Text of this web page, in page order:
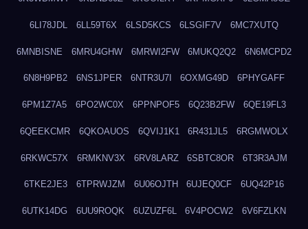
6LI78JDL 6LL59T6X 6LSD5KCS 6LSGIF7V 6MC7XUTQ
6MNBISNE 6MRU4GHW 6MRWI2FW 6MUKQ2Q2 6N6MCPD2
6N8H9PB2 6NS1JPER 6NTR3U7I 6OXMG49D 6PHYGAFF
6PM1Z7A5 6PO2WC0X 6PPNPOF5 6Q23B2FW 6QE19FL3
6QEEKCMR 6QKOAUOS 6QVIJ1K1 6R431JL5 6RGMWOLX
6RKWC57X 6RMKNV3X 6RV8LARZ 6SBTC8OR 6T3R3AJM
6TKE2JE3 6TPRWJZM 6U06OJTH 6UJEQ0CF 6UQ42P16
6UTK14DG 6UU9ROQK 6UZUZF6L 6V4POCW2 6V6FZLKN